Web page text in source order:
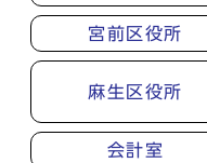
宮前区役所
麻生区役所
会計室